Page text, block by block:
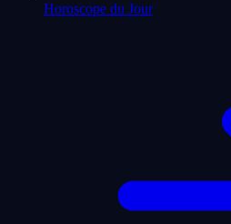
Horoscope du Jour